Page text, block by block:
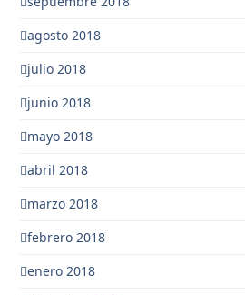
agosto 2018
julio 2018
junio 2018
mayo 2018
abril 2018
marzo 2018
febrero 2018
enero 2018